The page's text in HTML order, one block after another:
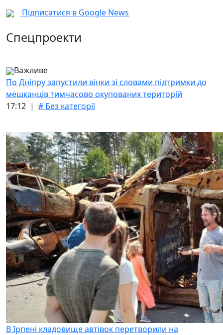
Підписатися в Google News
Спецпроекти
Важливе
По Дніпру запустили вінки зі словами підтримки до
мешканців тимчасово окупованих територій
17:12 | # Без категорії
В Ірпені кладовище автівок перетворили на